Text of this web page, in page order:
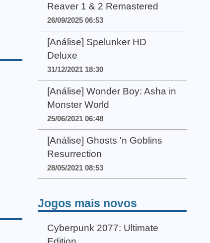
Reaver 1 & 2 Remastered
26/09/2025 06:53
[Análise] Spelunker HD
Deluxe
31/12/2021 18:30
[Análise] Wonder Boy: Asha in
Monster World
25/06/2021 06:48
[Análise] Ghosts 'n Goblins
Resurrection
28/05/2021 08:53
Jogos mais novos
Cyberpunk 2077: Ultimate